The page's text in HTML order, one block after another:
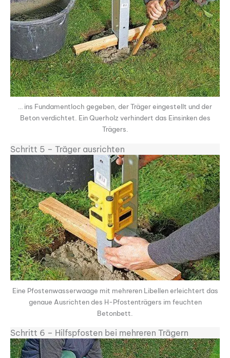
… ins Fundamentloch gegeben, der Träger eingestellt und der
Beton verdichtet. Ein Querholz verhindert das Einsinken des
Trägers.
Schritt 5 – Träger ausrichten
Eine Pfostenwasserwaage mit mehreren Libellen erleichtert das
genaue Ausrichten des H-Pfos­tenträgers im feuchten
Betonbett.
Schritt 6 – Hilfspfosten bei mehreren Trägern